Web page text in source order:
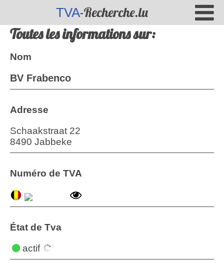
TVA-Recherche.lu
Toutes les informations sur:
Nom
BV Frabenco
Adresse
Schaakstraat 22
8490 Jabbeke
Numéro de TVA
État de Tva
actif